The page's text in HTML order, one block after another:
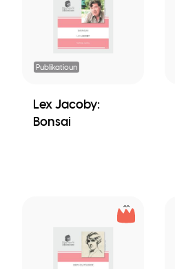
Publikatioun
Lex Jacoby:
Bonsai